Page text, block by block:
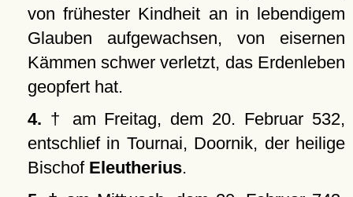
von frühester Kindheit an in lebendigem
Glauben aufgewachsen, von eisernen
Kämmen schwer verletzt, das Erdenleben
geopfert hat.
4. † am Freitag, dem 20. Februar 532,
entschlief in Tournai, Doornik, der heilige
Bischof Eleutherius.